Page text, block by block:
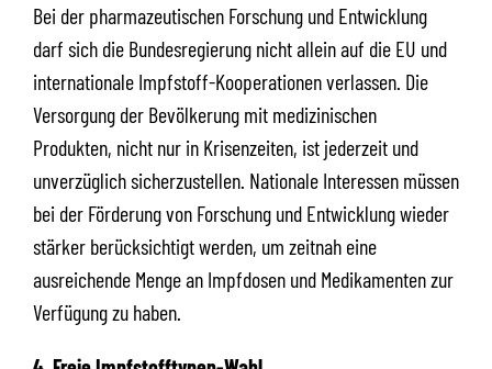
Bei der pharmazeutischen Forschung und Entwicklung
darf sich die Bundesregierung nicht allein auf die EU und
internationale Impfstoff-Kooperationen verlassen. Die
Versorgung der Bevölkerung mit medizinischen
Produkten, nicht nur in Krisenzeiten, ist jederzeit und
unverzüglich sicherzustellen. Nationale Interessen müssen
bei der Förderung von Forschung und Entwicklung wieder
stärker berücksichtigt werden, um zeitnah eine
ausreichende Menge an Impfdosen und Medikamenten zur
Verfügung zu haben.